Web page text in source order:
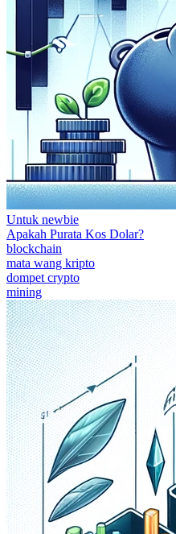
Untuk newbie
Apakah Purata Kos Dolar?
blockchain
mata wang kripto
dompet crypto
mining